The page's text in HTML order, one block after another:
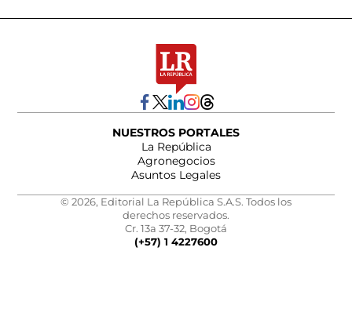
NUESTROS PORTALES
La República
Agronegocios
Asuntos Legales
© 2026, Editorial La República S.A.S. Todos los
derechos reservados.
Cr. 13a 37-32, Bogotá
(+57) 1 4227600